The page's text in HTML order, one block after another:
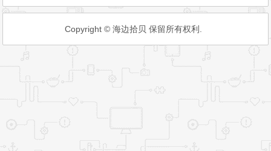
其实…直到知道此输入法，青小蛙才发现朋友
有被折叠的文字都是因为大段的复制粘贴导
致，如果是一个字一个字输入，则会保留完整
Copyright © 海边拾贝 保留所有权利.